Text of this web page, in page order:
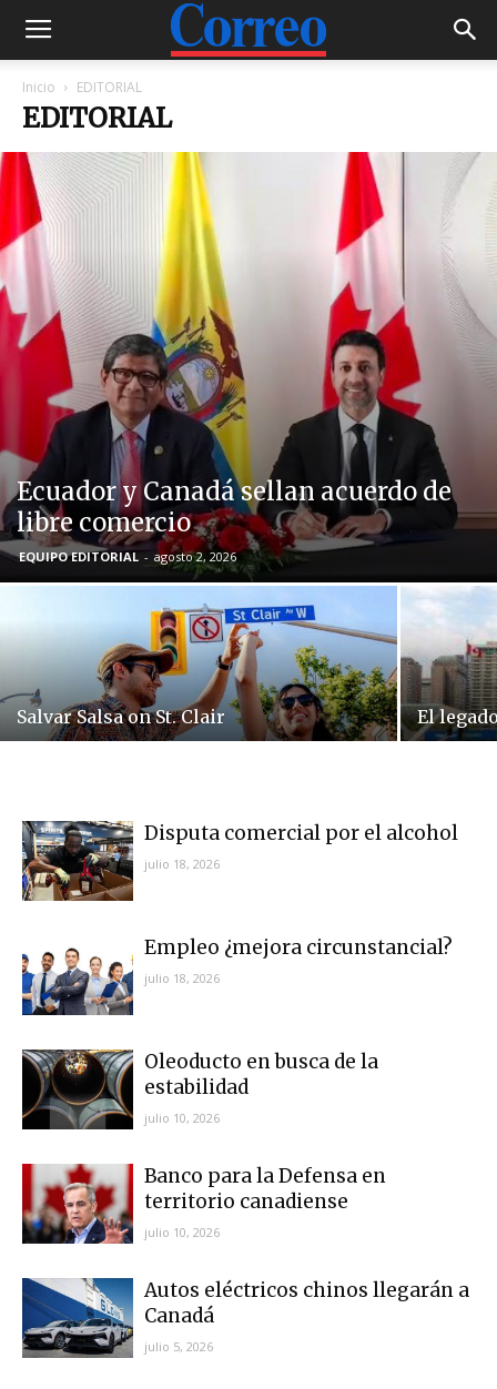
Inicio EDITORIAL
EDITORIAL
Ecuador y Canadá sellan acuerdo de
libre comercio
EQUIPO EDITORIAL - agosto 2, 2026
Salvar Salsa on St. Clair El
Disputa comercial por el alcohol
julio 18, 2026
Empleo ¿mejora circunstancial?
julio 18, 2026
Oleoducto en busca de la
estabilidad
julio 10, 2026
Banco para la Defensa en
territorio canadiense
julio 10, 2026
Autos eléctricos chinos llegarán a
Canadá
julio 5, 2026